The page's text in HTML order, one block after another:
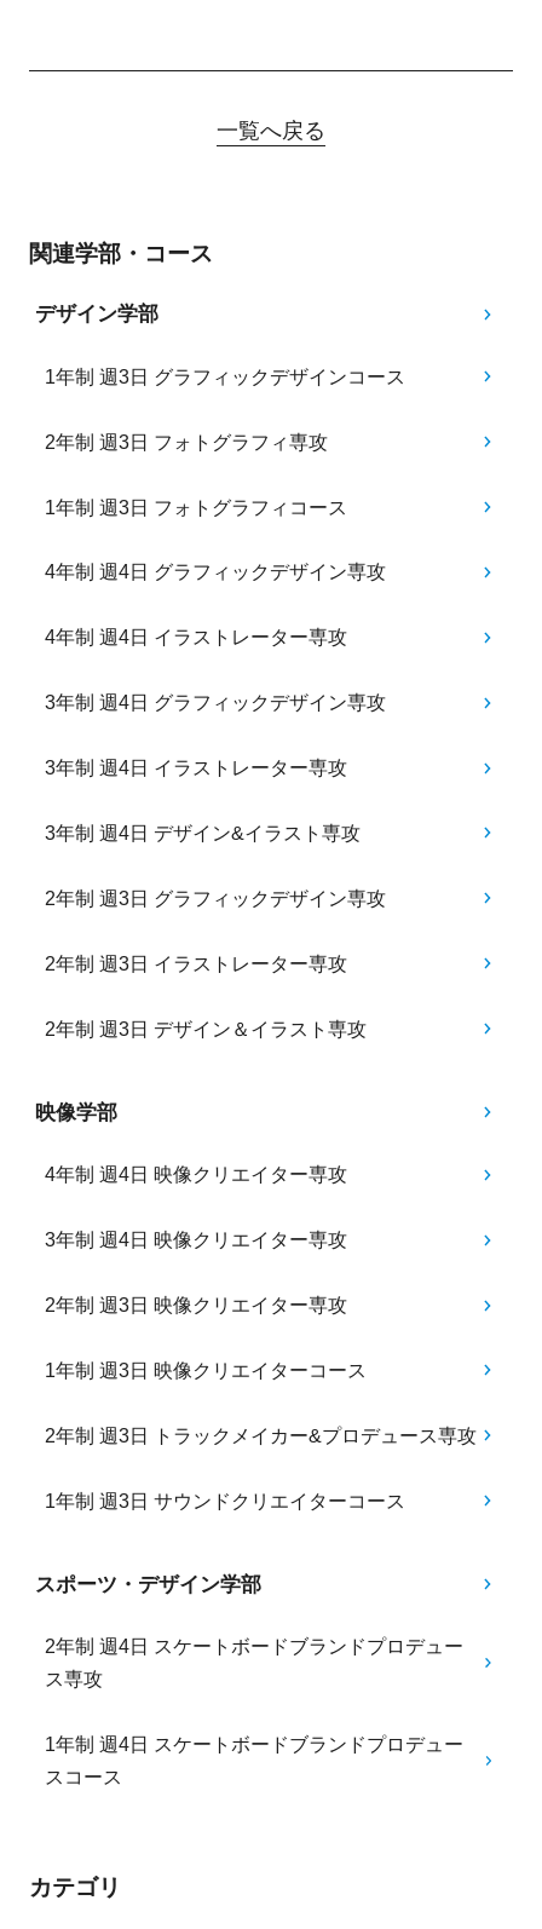
一覧へ戻る
関連学部・コース
デザイン学部
1年制 週3日 グラフィックデザインコース
2年制 週3日 フォトグラフィ専攻
1年制 週3日 フォトグラフィコース
4年制 週4日 グラフィックデザイン専攻
4年制 週4日 イラストレーター専攻
3年制 週4日 グラフィックデザイン専攻
3年制 週4日 イラストレーター専攻
3年制 週4日 デザイン&イラスト専攻
2年制 週3日 グラフィックデザイン専攻
2年制 週3日 イラストレーター専攻
2年制 週3日 デザイン＆イラスト専攻
映像学部
4年制 週4日 映像クリエイター専攻
3年制 週4日 映像クリエイター専攻
2年制 週3日 映像クリエイター専攻
1年制 週3日 映像クリエイターコース
2年制 週3日 トラックメイカー&プロデュース専攻
1年制 週3日 サウンドクリエイターコース
スポーツ・デザイン学部
2年制 週4日 スケートボードブランドプロデュー
ス専攻
1年制 週4日 スケートボードブランドプロデュー
スコース
カテゴリ